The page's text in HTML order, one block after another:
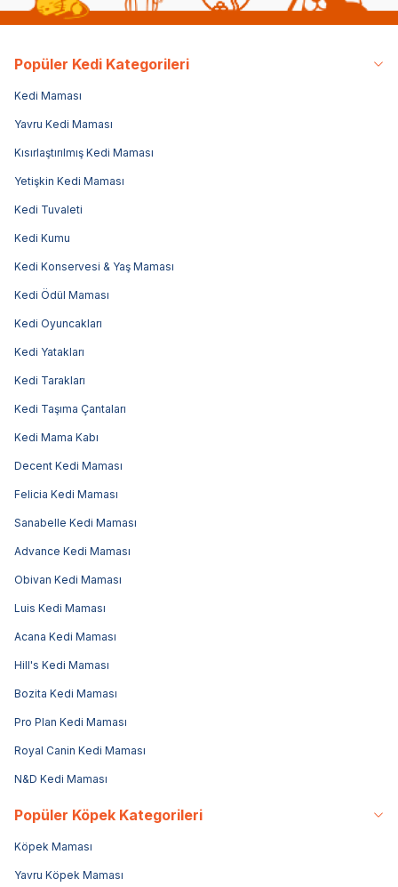
Popüler Kedi Kategorileri
Kedi Maması
Yavru Kedi Maması
Kısırlaştırılmış Kedi Maması
Yetişkin Kedi Maması
Kedi Tuvaleti
Kedi Kumu
Kedi Konservesi & Yaş Maması
Kedi Ödül Maması
Kedi Oyuncakları
Kedi Yatakları
Kedi Tarakları
Kedi Taşıma Çantaları
Kedi Mama Kabı
Decent Kedi Maması
Felicia Kedi Maması
Sanabelle Kedi Maması
Advance Kedi Maması
Obivan Kedi Maması
Luis Kedi Maması
Acana Kedi Maması
Hill's Kedi Maması
Bozita Kedi Maması
Pro Plan Kedi Maması
Royal Canin Kedi Maması
N&D Kedi Maması
Popüler Köpek Kategorileri
Köpek Maması
Yavru Köpek Maması